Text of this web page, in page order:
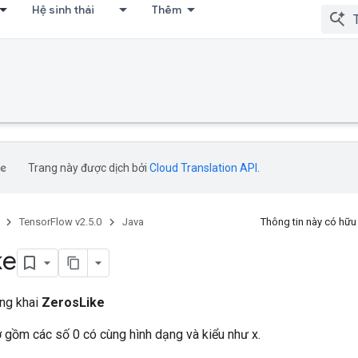
Hệ sinh thái Thêm
Trang này được dịch bởi Cloud Translation API
TensorFlow v2.5.0 Java Thông tin này có
khai ZerosLike
các số 0 có cùng hình dạng và kiểu như x.